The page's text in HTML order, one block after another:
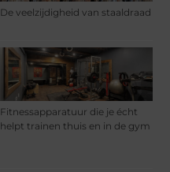
De veelzijdigheid van staaldraad
Fitnessapparatuur die je écht
helpt trainen thuis en in de gym